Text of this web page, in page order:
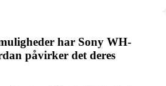
har Sony WH-
påvirker det deres